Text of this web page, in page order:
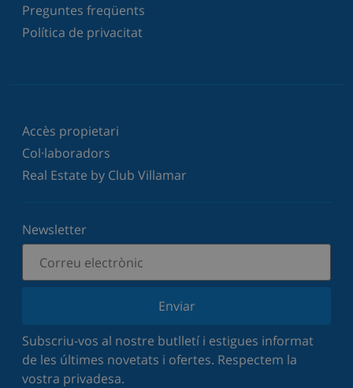
Preguntes freqüents
Política de privacitat
Accès propietari
Col·laboradors
Real Estate by Club Villamar
Newsletter
Enviar
Subscriu-vos al nostre butlletí i estigues informat
de les últimes novetats i ofertes. Respectem la
vostra privadesa.